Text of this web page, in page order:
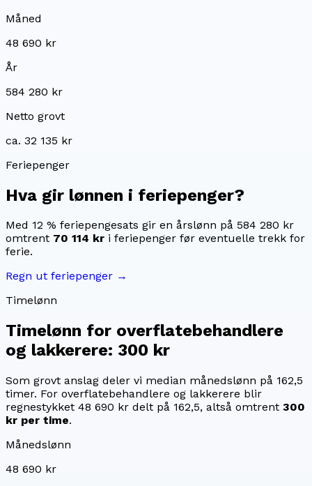
Måned
48 690 kr
År
584 280 kr
Netto grovt
ca. 32 135 kr
Feriepenger
Hva gir lønnen i feriepenger?
Med 12 % feriepengesats gir en årslønn på 584 280 kr
omtrent 70 114 kr i feriepenger før eventuelle trekk for
ferie.
Regn ut feriepenger →
Timelønn
Timelønn for overflatebehandlere
og lakkerere: 300 kr
Som grovt anslag deler vi median månedslønn på 162,5
timer. For overflatebehandlere og lakkerere blir
regnestykket 48 690 kr delt på 162,5, altså omtrent 300
kr per time.
Månedslønn
48 690 kr